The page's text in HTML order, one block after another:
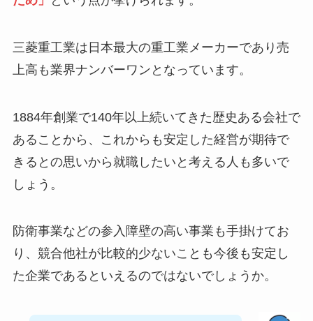
三菱重工業は日本最大の重工業メーカーであり売
上高も業界ナンバーワンとなっています。
1884年創業で140年以上続いてきた歴史ある会社で
あることから、これからも安定した経営が期待で
きるとの思いから就職したいと考える人も多いで
しょう。
防衛事業などの参入障壁の高い事業も手掛けてお
り、競合他社が比較的少ないことも今後も安定し
た企業であるといえるのではないでしょうか。